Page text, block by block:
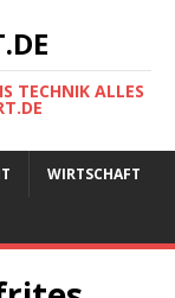
TECHNIK ALLES
WIRTSCHAFT